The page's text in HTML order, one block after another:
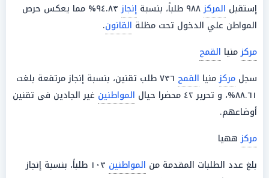
إستقبل المركز٩٨٨ طلباً، بنسبة إنجاز
٩٤.٨٣% مما يعكس حرص
المواطن علي الدخول تحت مظلة القانون.
مركزمنيا القمح
سجل مركزمنيا القمح
٧٣٦ طلب تقنين، بنسبة إنجاز مرتفعة بلغت
٨٨.٦١%، و تحرير ٤٢ محضرا حيال
المواطنين غير الجادين فى تقنين
أوضاعهم.
مركزههيا
بلغ عدد الطلبات المقدمة من المواطنين
١٠٣ طلباً، بنسبة إنجاز